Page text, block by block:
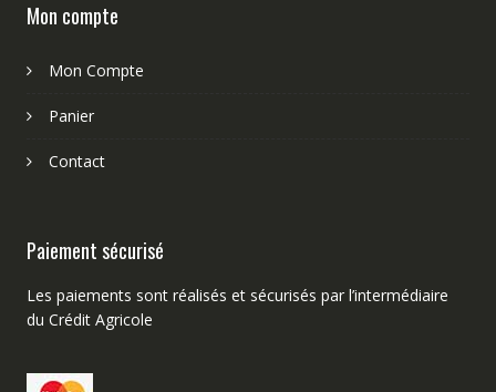
Mon compte
Mon Compte
Panier
Contact
Paiement sécurisé
Les paiements sont réalisés et sécurisés par l’intermédiaire
du Crédit Agricole